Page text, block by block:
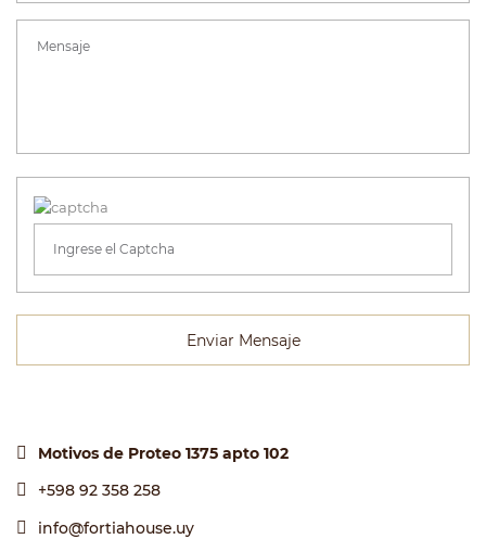
Enviar Mensaje
Motivos de Proteo 1375 apto 102
+598 92 358 258
info@fortiahouse.uy